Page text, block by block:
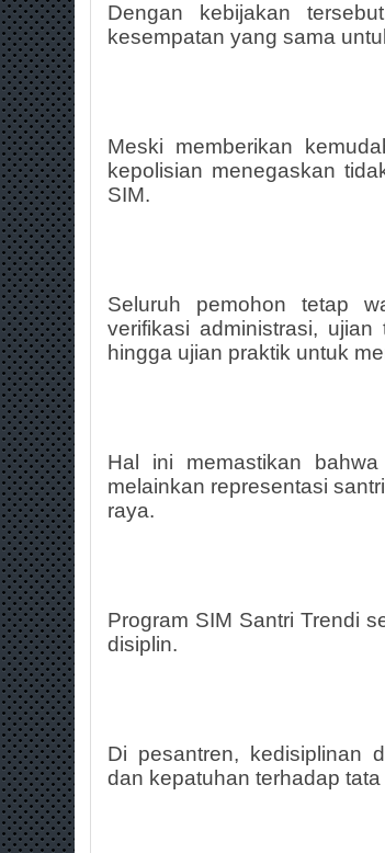
Dengan kebijakan
kesempatan yang sama
Meski memberikan
kepolisian menegaskan
SIM.
Seluruh pemohon tetap
verifikasi administrasi,
hingga ujian praktik untuk
Hal ini memastikan
melainkan representasi
raya.
Program SIM Santri Trendi
disiplin.
Di pesantren, kedisiplinan
dan kepatuhan terhadap tata